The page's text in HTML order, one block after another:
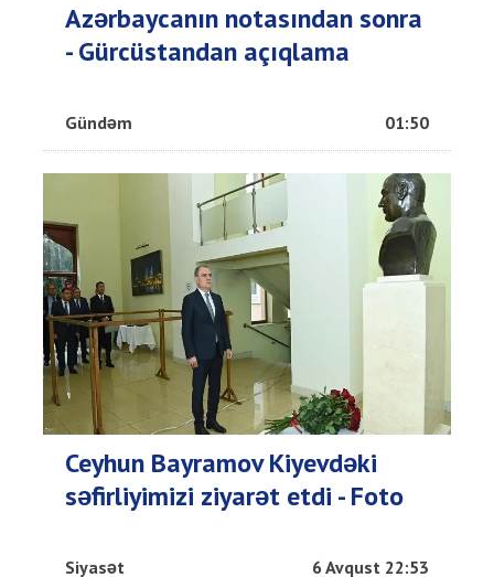
Azərbaycanın notasından sonra
- Gürcüstandan açıqlama
Gündəm 01:50
Ceyhun Bayramov Kiyevdəki
səfirliyimizi ziyarət etdi - Foto
Siyasət 6 Avqust 22:53